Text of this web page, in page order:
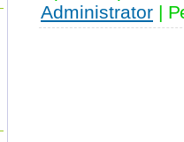
Administrator |